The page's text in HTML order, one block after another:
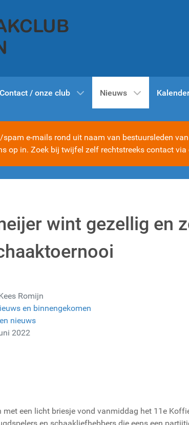
Contact / onze club Nieuws
spam e-mails rond uit naam van bestuursleden
op in. Zoek bij twijfel zelf rechtstreeks contact
wint gezellig en
Romijn
en binnengekomen
nieuws
2022
met een licht briesje vond vanmiddag het 11e